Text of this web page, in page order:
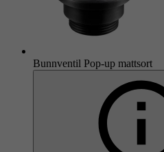
Bunnventil Pop-up mattsort